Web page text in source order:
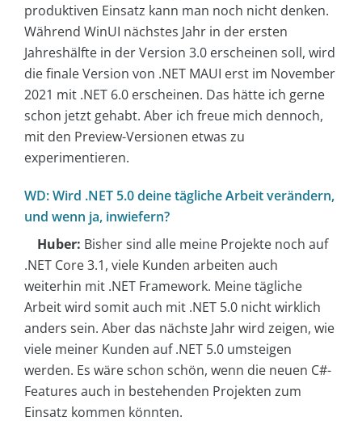
produktiven Einsatz kann man noch nicht denken.
Während WinUI nächstes Jahr in der ersten
Jahreshälfte in der Version 3.0 erscheinen soll, wird
die finale Version von .NET MAUI erst im November
2021 mit .NET 6.0 erscheinen. Das hätte ich gerne
schon jetzt gehabt. Aber ich freue mich dennoch,
mit den Preview-Versionen etwas zu
experimentieren.
WD: Wird .NET 5.0 deine tägliche Arbeit verändern,
und wenn ja, inwiefern?
Huber: Bisher sind alle meine Projekte noch auf
.NET Core 3.1, viele Kunden arbeiten auch
weiterhin mit .NET Framework. Meine tägliche
Arbeit wird somit auch mit .NET 5.0 nicht wirklich
anders sein. Aber das nächste Jahr wird zeigen, wie
viele meiner Kunden auf .NET 5.0 umsteigen
werden. Es wäre schon schön, wenn die neuen C#-
Features auch in bestehenden Projekten zum
Einsatz kommen könnten.